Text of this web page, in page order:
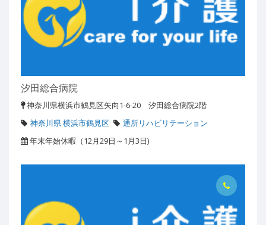
汐田総合病院
神奈川県横浜市鶴見区矢向1-6-20 汐田総合病院2階
神奈川県 横浜市鶴見区
通所リハビリテーション
年末年始休暇（12月29日～1月3日)